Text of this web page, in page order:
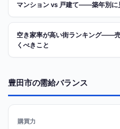
マンション vs 戸建て——築年別に
空き家率が高い街ランキング——
くべきこと
豊田市の需給バランス
購買力